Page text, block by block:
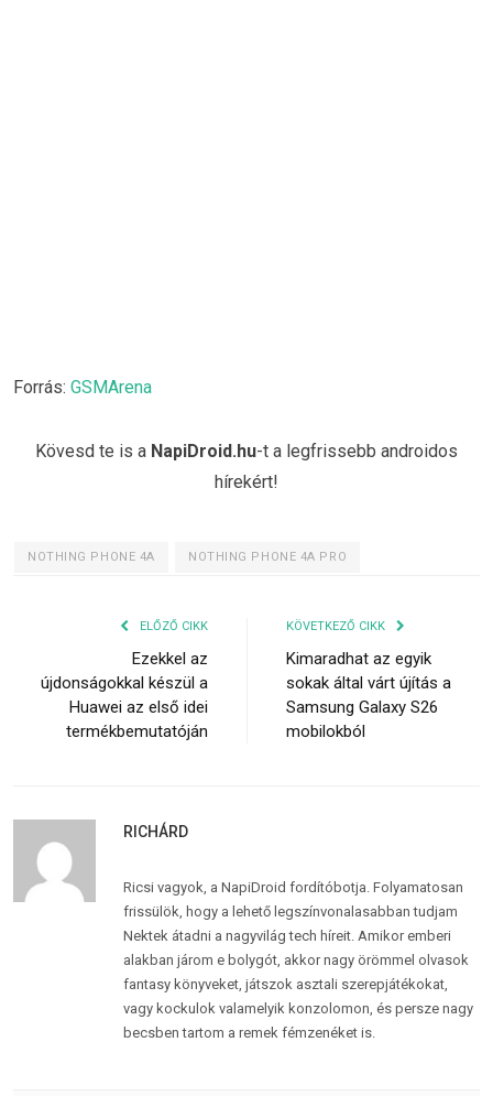
Forrás: GSMArena
Kövesd te is a NapiDroid.hu-t a legfrissebb androidos
hírekért!
NOTHING PHONE 4A NOTHING PHONE 4A PRO
ELŐZŐ CIKK
Ezekkel az
újdonságokkal készül a
Huawei az első idei
termékbemutatóján
KÖVETKEZŐ CIKK
Kimaradhat az egyik
sokak által várt újítás a
Samsung Galaxy S26
mobilokból
RICHÁRD
Ricsi vagyok, a NapiDroid fordítóbotja. Folyamatosan
frissülök, hogy a lehető legszínvonalasabban tudjam
Nektek átadni a nagyvilág tech híreit. Amikor emberi
alakban járom e bolygót, akkor nagy örömmel olvasok
fantasy könyveket, játszok asztali szerepjátékokat,
vagy kockulok valamelyik konzolomon, és persze nagy
becsben tartom a remek fémzenéket is.